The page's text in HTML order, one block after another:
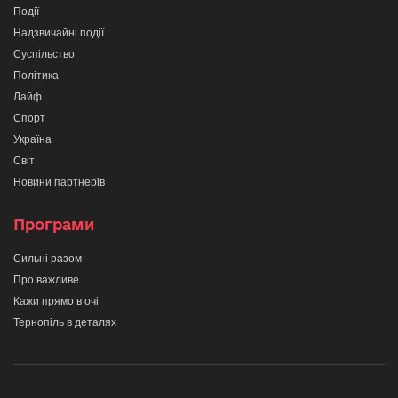
Події
Надзвичайні події
Суспільство
Політика
Лайф
Спорт
Україна
Світ
Новини партнерів
Програми
Сильні разом
Про важливе
Кажи прямо в очі
Тернопіль в деталях